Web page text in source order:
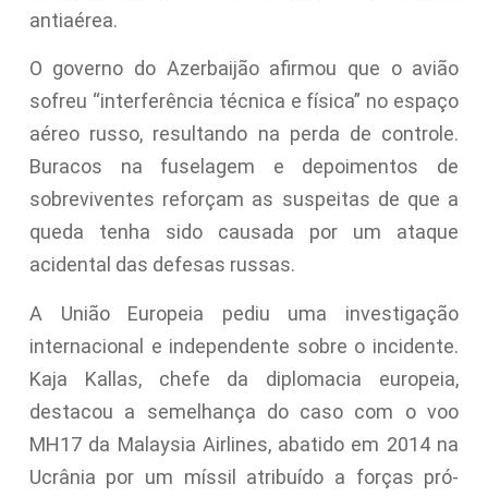
antiaérea.
O governo do Azerbaijão afirmou que o avião
sofreu “interferência técnica e física” no espaço
aéreo russo, resultando na perda de controle.
Buracos na fuselagem e depoimentos de
sobreviventes reforçam as suspeitas de que a
queda tenha sido causada por um ataque
acidental das defesas russas.
A União Europeia pediu uma investigação
internacional e independente sobre o incidente.
Kaja Kallas, chefe da diplomacia europeia,
destacou a semelhança do caso com o voo
MH17 da Malaysia Airlines, abatido em 2014 na
Ucrânia por um míssil atribuído a forças pró-